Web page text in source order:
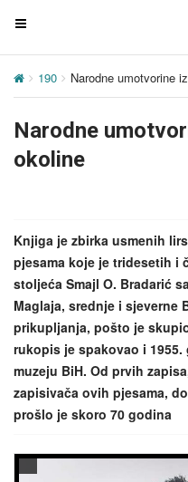
T
g
e
n
g
a
t
i
o
n
190 Narodne umotvorine
Narodne
okoline
Knjiga je zbirka usmenih
pjesama koje je tridesetih i
stoljeća Smajl O. Bradarić
Maglaja, srednje i sjeverne
prikupljanja, pošto je
rukopis je spakovao i
muzeju BiH. Od prvih
zapisivača ovih pjesama,
prošlo je skoro 70 godina